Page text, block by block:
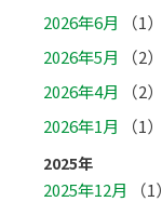
2026年6月
（1）
2026年5月
（2）
2026年4月
（2）
2026年1月
（1）
2025年
2025年12月
（1）